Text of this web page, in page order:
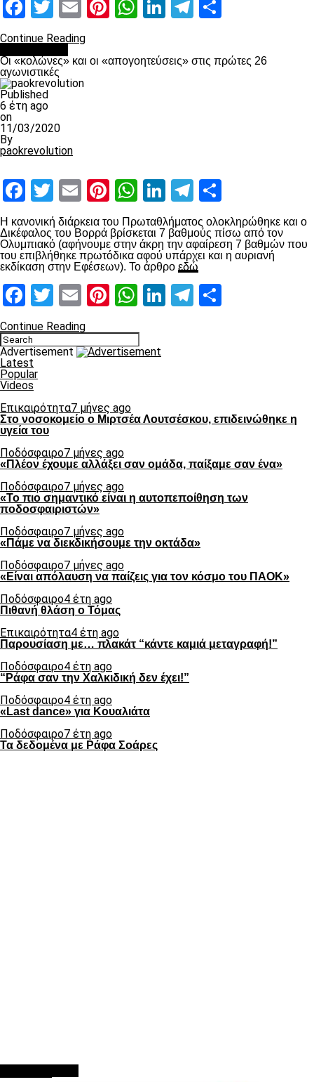
Facebook
Twitter
EmailPinterest
WhatsApp
LinkedInTelegram
Continue Reading
Οι «κολώνες» και οι «απογοητεύσεις» στις πρώτες 26
αγωνιστικές
Published
6 έτη ago
on
11/03/2020
By
paokrevolution
Facebook
Twitter
EmailPinterest
WhatsApp
LinkedIn
Telegram
Η κανονική διάρκεια του Πρωταθλήματος ολοκληρώθηκε και ο
Δικέφαλος του Βορρά βρίσκεται 7 βαθμούς πίσω από τον
Ολυμπιακό (αφήνουμε στην άκρη την αφαίρεση 7 βαθμών που
του επιβλήθηκε πρωτόδικα αφού υπάρχει και η αυριανή
εκδίκαση στην Εφέσεων). Το άρθρο εδώ
Facebook
Twitter
EmailPinterest
WhatsApp
LinkedIn
Telegram
Continue Reading
Advertisement
Latest
Popular
Videos
Επικαιρότητα7 μήνες ago
Στο νοσοκομείο ο Μιρτσέα Λουτσέσκου, επιδεινώθηκε η
υγεία του
Ποδόσφαιρο7 μήνες ago
«Πλέον έχουμε αλλάξει σαν ομάδα, παίξαμε σαν ένα»
Ποδόσφαιρο7 μήνες ago
«Το πιο σημαντικό είναι η αυτοπεποίθηση των
ποδοσφαιριστών»
Ποδόσφαιρο7 μήνες ago
«Πάμε να διεκδικήσουμε την οκτάδα»
Ποδόσφαιρο7 μήνες ago
«Είναι απόλαυση να παίζεις για τον κόσμο του ΠΑΟΚ»
Ποδόσφαιρο4 έτη ago
Πιθανή θλάση ο Τόμας
Επικαιρότητα4 έτη ago
Παρουσίαση με… πλακάτ “κάντε καμιά μεταγραφή!”
Ποδόσφαιρο4 έτη ago
“Ράφα σαν την Χαλκιδική δεν έχει!”
Ποδόσφαιρο4 έτη ago
«Last dance» για Κουαλιάτα
Ποδόσφαιρο7 έτη ago
Τα δεδομένα με Ράφα Σοάρες